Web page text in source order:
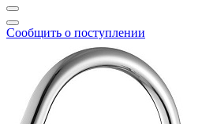
Сообщить о поступлении